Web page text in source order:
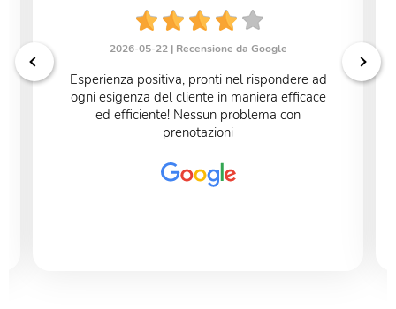
2026-05-22 | Recensione da Google
Esperienza positiva, pronti nel rispondere ad
ogni esigenza del cliente in maniera efficace
ed efficiente! Nessun problema con
prenotazioni